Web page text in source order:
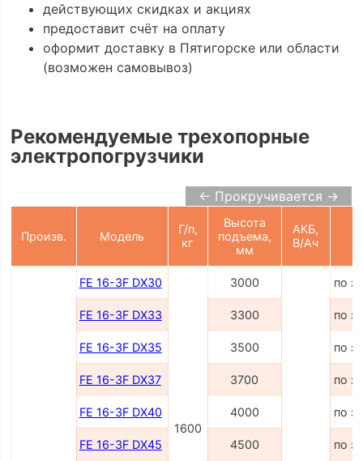
действующих скидках и акциях
предоставит счёт на оплату
оформит доставку в Пятигорске или области
(возможен самовывоз)
Рекомендуемые трехопорные
электропогрузчики
← Прокручивается →
Произв. Модель
Г/п,
кг
Высота
подъема,
мм
АКБ,
В/Ач
FE 16-3F DX30
1600
3000 по
FE 16-3F DX33 3300 по
FE 16-3F DX35 3500 по
FE 16-3F DX37 3700 по
FE 16-3F DX40 4000 по
FE 16-3F DX45 4500 по